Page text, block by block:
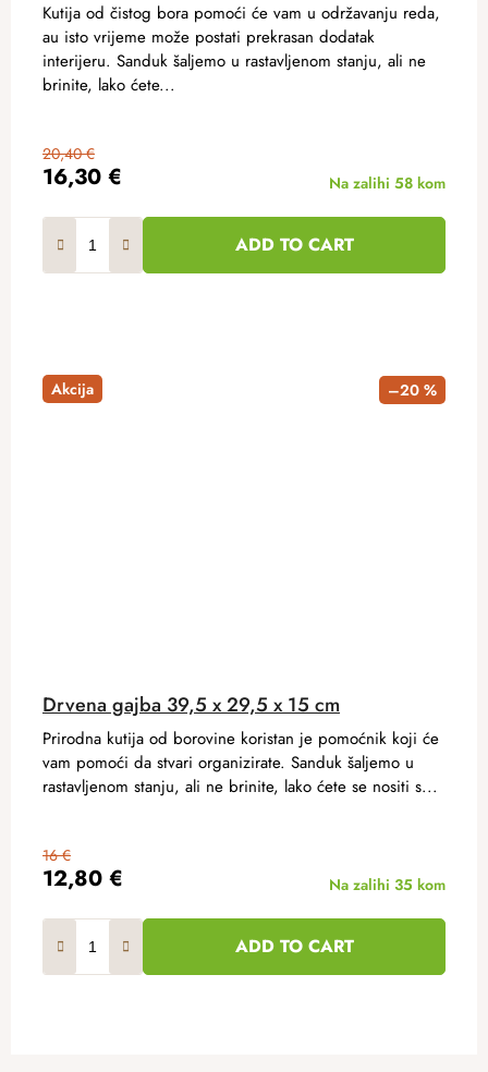
16,30 €
20,40 €
Na zalihi 58 kom
ADD TO CART
Kutija od čistog bora pomoći će vam u održavanju reda,
au isto vrijeme može postati prekrasan dodatak
interijeru. Sanduk šaljemo u rastavljenom stanju, ali ne
brinite, lako ćete...
Akcija –20 %
Drvena gajba 39,5 x 29,5 x 15 cm
12,80 €
16 €
Na zalihi 35 kom
ADD TO CART
Prirodna kutija od borovine koristan je pomoćnik koji će
vam pomoći da stvari organizirate. Sanduk šaljemo u
rastavljenom stanju, ali ne brinite, lako ćete se nositi s...